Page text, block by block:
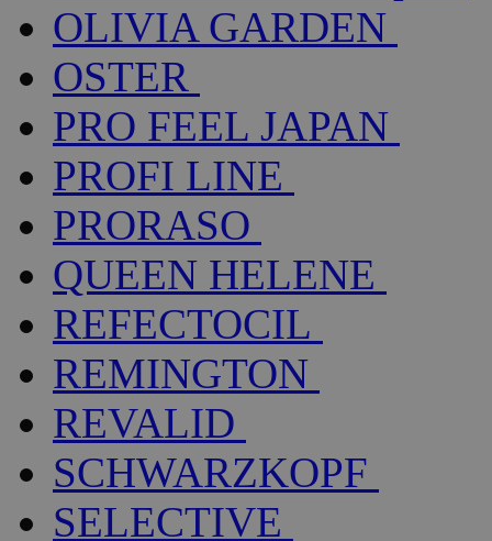
OLIVIA GARDEN
OSTER
PRO FEEL JAPAN
PROFI LINE
PRORASO
QUEEN HELENE
REFECTOCIL
REMINGTON
REVALID
SCHWARZKOPF
SELECTIVE